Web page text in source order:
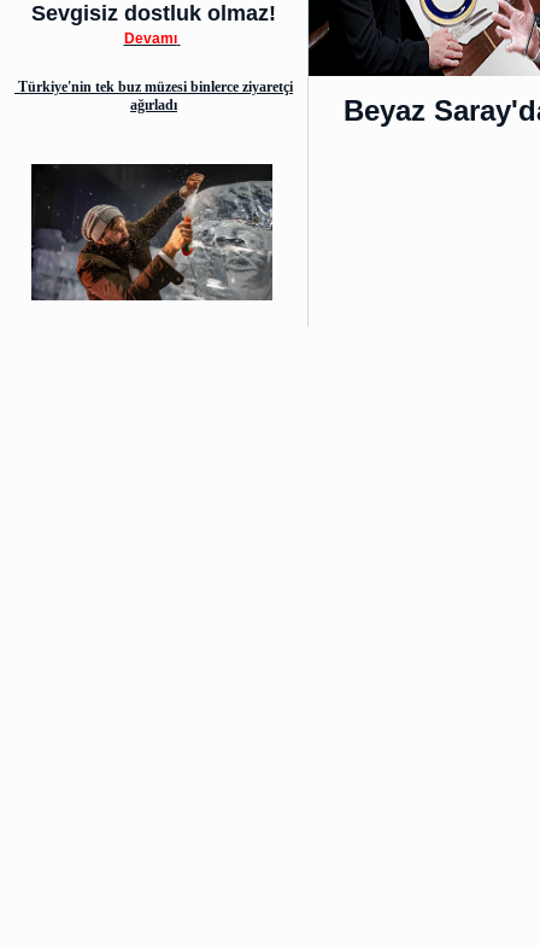
Sevgisiz dostluk olmaz!
Devamı
Türkiye'nin tek buz müzesi binlerce ziyaretçi
ağırladı
Beyaz